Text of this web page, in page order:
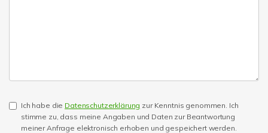
Ich habe die Datenschutzerklärung zur Kenntnis genommen. Ich
stimme zu, dass meine Angaben und Daten zur Beantwortung
meiner Anfrage elektronisch erhoben und gespeichert werden.